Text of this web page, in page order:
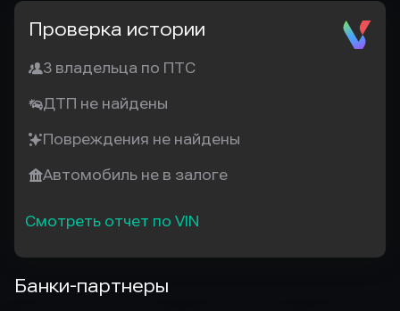
Проверка истории
3 владельца по ПТС
ДТП не найдены
Повреждения не найдены
Автомобиль не в залоге
Смотреть отчет по VIN
Банки-партнеры